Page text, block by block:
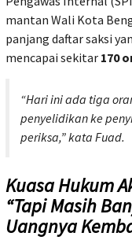
mantan Wali Kota
panjang daftar saksi
mencapai sekitar 170
“Hari ini ada tiga
penyelidikan ke
periksa,”kata Fuad.
Kuasa Hukum
“Tapi Masih
Uangnya